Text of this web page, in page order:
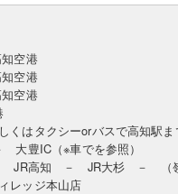
空港
空港
空港
くはタクシーorバスで高知駅
豊IC（※車でを参照）
JR高知 － JR大杉 － （
レッジ本山店